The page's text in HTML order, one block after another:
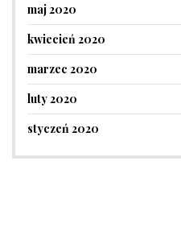
maj 2020
kwiecień 2020
marzec 2020
luty 2020
styczeń 2020